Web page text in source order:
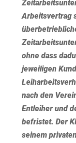
Arbeitsvertrag
ohne dass
jeweiligen
nach den
Entleiher und
befristet. Der
seinem